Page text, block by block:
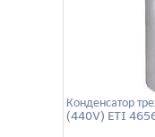
Конденсатор
(440V) ETI